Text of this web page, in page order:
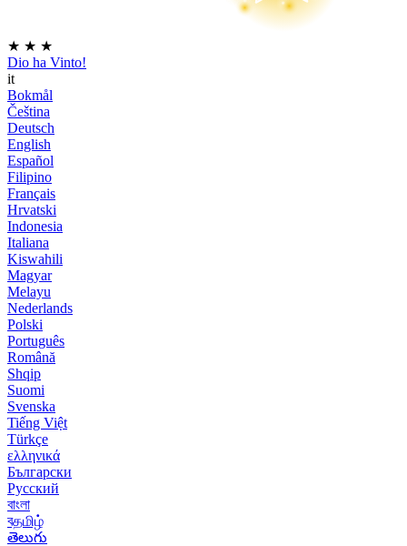
★ ★ ★
Dio ha Vinto!
it
Bokmål
Čeština
Deutsch
English
Español
Filipino
Français
Hrvatski
Indonesia
Italiana
Kiswahili
Magyar
Melayu
Nederlands
Polski
Português
Română
Shqip
Suomi
Svenska
Tiếng Việt
Türkçe
ελληνικά
Български
Русский
বাংলা
বதமிழ்
తెలుగు